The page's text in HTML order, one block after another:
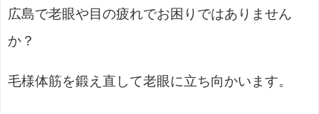
広島で老眼や目の疲れでお困りではありません
か？
毛様体筋を鍛え直して老眼に立ち向かいます。